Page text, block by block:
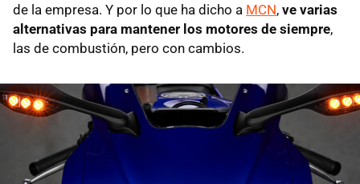
de la empresa. Y por lo que ha dicho a MCN, ve varias
alternativas para mantener los motores de siempre,
las de combustión, pero con cambios.